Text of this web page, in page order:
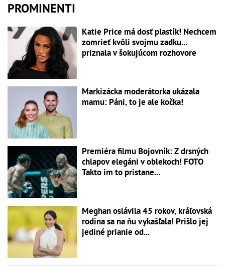
PROMINENTI
Katie Price má dosť plastík! Nechcem
zomrieť kvôli svojmu zadku...
priznala v šokujúcom rozhovore
Markizácka moderátorka ukázala
mamu: Páni, to je ale kočka!
Premiéra filmu Bojovník: Z drsných
chlapov elegáni v oblekoch! FOTO
Takto im to pristane...
Meghan oslávila 45 rokov, kráľovská
rodina sa na ňu vykašľala! Prišlo jej
jediné prianie od...